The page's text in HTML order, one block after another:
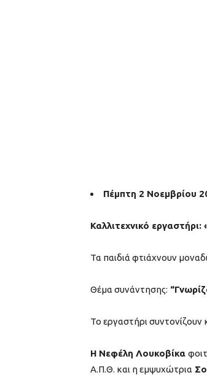
Πέμπτη 2 Νοεμβρίου
Καλλιτεχνικό
Τα παιδιά φτιάχνουν
Θέμα συνάντησης:
Το εργαστήρι
Η Νεφέλη Λουκοβίκα
Α.Π.Θ. και η εμψυχώτρια